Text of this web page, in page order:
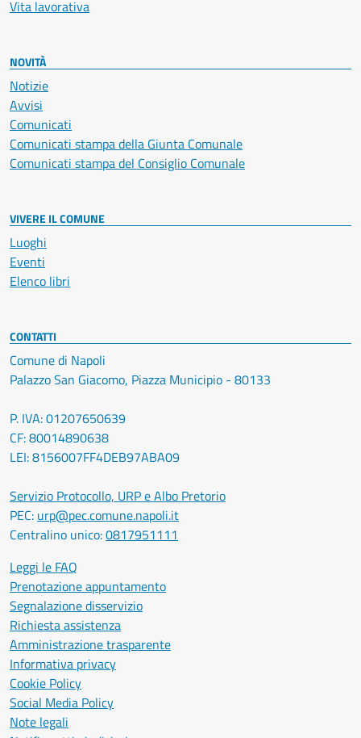
Vita lavorativa
NOVITÀ
Notizie
Avvisi
Comunicati
Comunicati stampa della Giunta Comunale
Comunicati stampa del Consiglio Comunale
VIVERE IL COMUNE
Luoghi
Eventi
Elenco libri
CONTATTI
Comune di Napoli
Palazzo San Giacomo, Piazza Municipio - 80133
P. IVA: 01207650639
CF: 80014890638
LEI: 8156007FF4DEB97ABA09
Servizio Protocollo, URP e Albo Pretorio
PEC: urp@pec.comune.napoli.it
Centralino unico:0817951111
Leggi le FAQ
Prenotazione appuntamento
Segnalazione disservizio
Richiesta assistenza
Amministrazione trasparente
Informativa privacy
Cookie Policy
Social Media Policy
Note legali